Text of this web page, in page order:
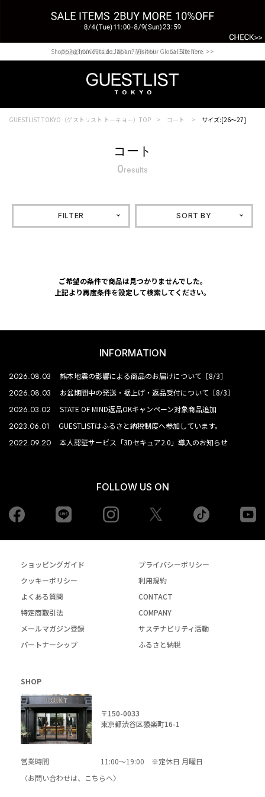
税込33,000円以上ご購入で送料無料 CHECK IT>>
Shopping from outside Japan? Visit our Global Site here. >>
GUESTLIST TOKYO（ゲストリスト トーキョー）TOP コート サイズ:[26～27]
コート
0results
FILTER SORT BY
ご希望の条件で商品は見つかりませんでした。
上記より再度条件を設定して検索してください。
INFORMATION
2026.08.03 熊本地震の影響による商品のお届けについて［8/3］
2026.08.03 お盆期間中の発送・裾上げ・返品受付について［8/3］
2026.03.02 STATE OF MIND返品OKキャンペーン対象商品追加
2023.06.01 GUESTLISTはふるさと納税制度へ参加しています。
2022.09.20 本人認証サービス「3Dセキュア2.0」導入のお知らせ
FOLLOW US ON
Facebook Instagram tiktok
ショッピングガイド
プライバシーポリシー
クッキーポリシー
利用規約
よくある質問
CONTACT
特定商取引法
COMPANY
メールマガジン登録
サステナビリティ活動
パートナーシップ
ふるさと納税
SHOP
〒150-0033
東京都渋谷区猿楽町16-1
営業時間
11:00～19:00 ※定休日 月曜日
〈お問い合わせは、
こちらへ〉